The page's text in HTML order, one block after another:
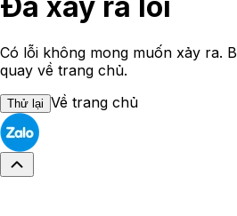
Đã xảy ra lỗi
Có lỗi không mong muốn xảy ra.
quay về trang chủ.
Thử lại Về trang chủ